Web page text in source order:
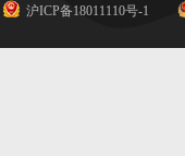
沪ICP备18011110号-1